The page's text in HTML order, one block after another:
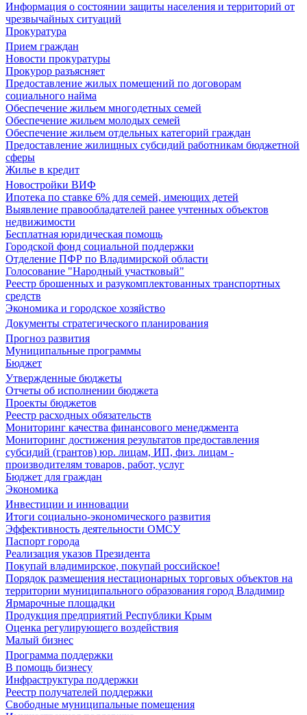
Информация о состоянии защиты населения и территорий от
чрезвычайных ситуаций
Прокуратура
Прием граждан
Новости прокуратуры
Прокурор разъясняет
Предоставление жилых помещений по договорам
социального найма
Обеспечение жильем многодетных семей
Обеспечение жильем молодых семей
Обеспечение жильем отдельных категорий граждан
Предоставление жилищных субсидий работникам бюджетной
сферы
Жилье в кредит
Новостройки ВИФ
Ипотека по ставке 6% для семей, имеющих детей
Выявление правообладателей ранее учтенных объектов
недвижимости
Бесплатная юридическая помощь
Городской фонд социальной поддержки
Отделение ПФР по Владимирской области
Голосование "Народный участковый"
Реестр брошенных и разукомплектованных транспортных
средств
Экономика и городское хозяйство
Документы стратегического планирования
Прогноз развития
Муниципальные программы
Бюджет
Утвержденные бюджеты
Отчеты об исполнении бюджета
Проекты бюджетов
Реестр расходных обязательств
Мониторинг качества финансового менеджмента
Мониторинг достижения результатов предоставления
субсидий (грантов) юр. лицам, ИП, физ. лицам -
производителям товаров, работ, услуг
Бюджет для граждан
Экономика
Инвестиции и инновации
Итоги социально-экономического развития
Эффективность деятельности ОМСУ
Паспорт города
Реализация указов Президента
Покупай владимирское, покупай российское!
Порядок размещения нестационарных торговых объектов на
территории муниципального образования город Владимир
Ярмарочные площадки
Продукция предприятий Республики Крым
Оценка регулирующего воздействия
Малый бизнес
Программа поддержки
В помощь бизнесу
Инфраструктура поддержки
Реестр получателей поддержки
Свободные муниципальные помещения